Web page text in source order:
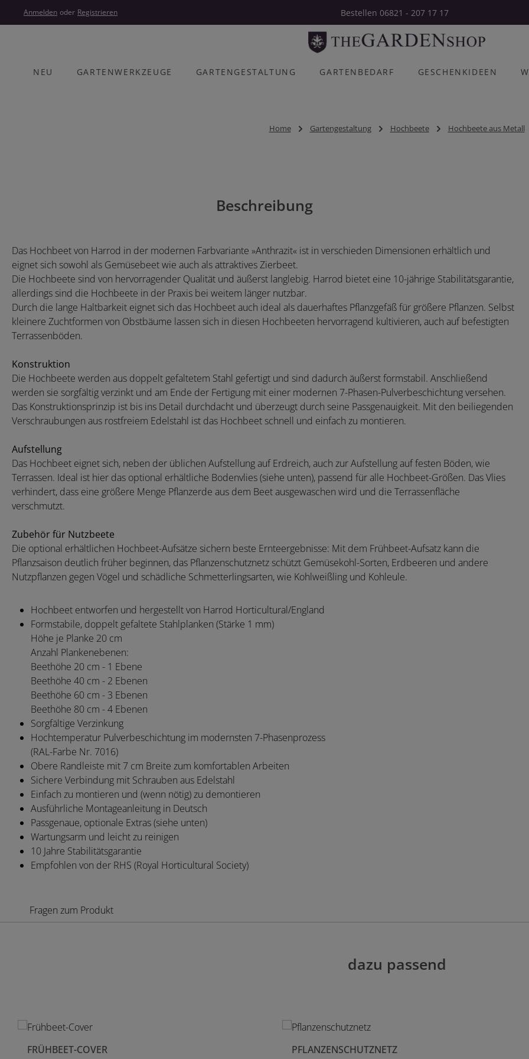
Hauptinhalt springen
Zur Hauptnavigation springen
Anmelden oder Registrieren Bestellen 06821 - 207 17 17
NEU GARTENWERKZEUGE GARTENGESTALTUNG GARTENBEDARF GESCHENKIDEEN
Home Gartengestaltung Hochbeete Hochbeete aus Metall
Beschreibung
Das Hochbeet von Harrod in der modernen Farbvariante »Anthrazit« ist in verschieden Dimensionen erhältlich und
eignet sich sowohl als Gemüsebeet wie auch als attraktives Zierbeet.
Die Hochbeete sind von hervorragender Qualität und äußerst langlebig. Harrod bietet eine 10-jährige Stabilitätsgarantie,
allerdings sind die Hochbeete in der Praxis bei weitem länger nutzbar.
Durch die lange Haltbarkeit eignet sich das Hochbeet auch ideal als dauerhaftes Pflanzgefäß für größere Pflanzen. Selbst
kleinere Zuchtformen von Obstbäume lassen sich in diesen Hochbeeten hervorragend kultivieren, auch auf befestigten
Terrassenböden.
Konstruktion
Die Hochbeete werden aus doppelt gefaltetem Stahl gefertigt und sind dadurch äußerst formstabil. Anschließend
werden sie sorgfältig verzinkt und am Ende der Fertigung mit einer modernen 7-Phasen-Pulverbeschichtung versehen.
Das Konstruktionsprinzip ist bis ins Detail durchdacht und überzeugt durch seine Passgenauigkeit. Mit den beiliegenden
Verschraubungen aus rostfreiem Edelstahl ist das Hochbeet schnell und einfach zu montieren.
Aufstellung
Das Hochbeet eignet sich, neben der üblichen Aufstellung auf Erdreich, auch zur Aufstellung auf festen Böden, wie
Terrassen. Ideal ist hier das optional erhältliche Bodenvlies (siehe unten), passend für alle Hochbeet-Größen. Das Vlies
verhindert, dass eine größere Menge Pflanzerde aus dem Beet ausgewaschen wird und die Terrassenfläche
verschmutzt.
Zubehör für Nutzbeete
Die optional erhältlichen Hochbeet-Aufsätze sichern beste Ernteergebnisse: Mit dem Frühbeet-Aufsatz kann die
Pflanzsaison deutlich früher beginnen, das Pflanzenschutznetz schützt Gemüsekohl-Sorten, Erdbeeren und andere
Nutzpflanzen gegen Vögel und schädliche Schmetterlingsarten, wie Kohlweißling und Kohleule.
Hochbeet entworfen und hergestellt von Harrod Horticultural/England
Formstabile, doppelt gefaltete Stahlplanken (Stärke 1 mm)
Höhe je Planke 20 cm
Anzahl Plankenebenen:
Beethöhe 20 cm - 1 Ebene
Beethöhe 40 cm - 2 Ebenen
Beethöhe 60 cm - 3 Ebenen
Beethöhe 80 cm - 4 Ebenen
Sorgfältige Verzinkung
Hochtemperatur Pulverbeschichtung im modernsten 7-Phasenprozess
(RAL-Farbe Nr. 7016)
Obere Randleiste mit 7 cm Breite zum komfortablen Arbeiten
Sichere Verbindung mit Schrauben aus Edelstahl
Einfach zu montieren und (wenn nötig) zu demontieren
Ausführliche Montageanleitung in Deutsch
Passgenaue, optionale Extras (siehe unten)
Wartungsarm und leicht zu reinigen
10 Jahre Stabilitätsgarantie
Empfohlen von der RHS (Royal Horticultural Society)
Fragen zum Produkt
dazu passend
FRÜHBEET-COVER PFLANZENSCHUTZNETZ